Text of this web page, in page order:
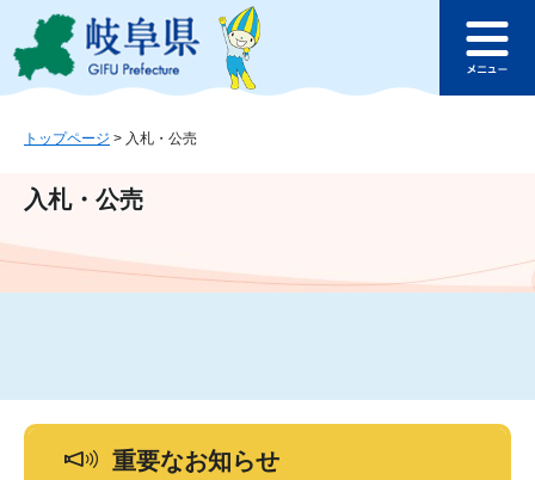
ジ
ュ
文
このページの本文へ
ュ
トップページ > 入札・公売
入札・公売
重要なお知らせ